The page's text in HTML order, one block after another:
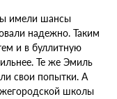
имели шансы
надежно. Таким
и в буллитную
Те же Эмиль
свои попытки. А
школы